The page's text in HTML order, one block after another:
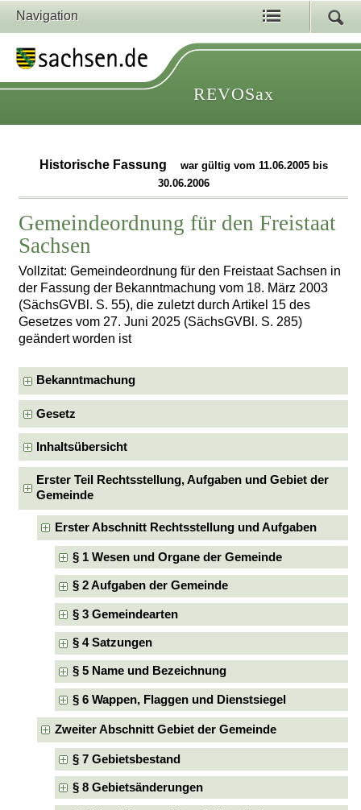
Navigation
REVOSax
Historische Fassung
war gültig vom 11.06.2005 bis
30.06.2006
Gemeindeordnung für den Freistaat
Sachsen
Vollzitat: Gemeindeordnung für den Freistaat Sachsen in
der Fassung der Bekanntmachung vom 18. März 2003
(SächsGVBl. S. 55), die zuletzt durch Artikel 15 des
Gesetzes vom 27. Juni 2025 (SächsGVBl. S. 285)
geändert worden ist
Bekanntmachung
Gesetz
Inhaltsübersicht
Erster Teil Rechtsstellung, Aufgaben und Gebiet der
Gemeinde
Erster Abschnitt Rechtsstellung und Aufgaben
§ 1 Wesen und Organe der Gemeinde
§ 2 Aufgaben der Gemeinde
§ 3 Gemeindearten
§ 4 Satzungen
§ 5 Name und Bezeichnung
§ 6 Wappen, Flaggen und Dienstsiegel
Zweiter Abschnitt Gebiet der Gemeinde
§ 7 Gebietsbestand
§ 8 Gebietsänderungen